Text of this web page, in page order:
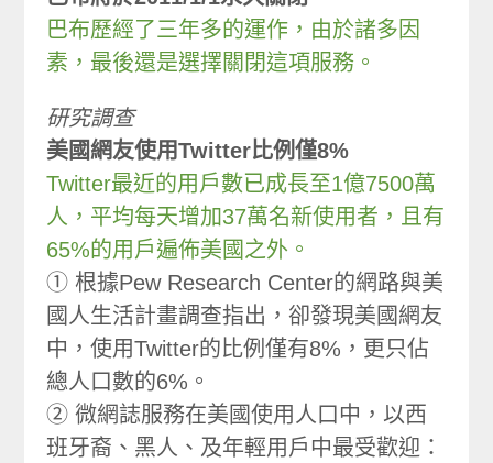
巴布歷經了三年多的運作，由於諸多因
素，最後還是選擇關閉這項服務。
研究調查
美國網友使用Twitter比例僅8%
Twitter最近的用戶數已成長至1億7500萬
人，平均每天增加37萬名新使用者，且有
65%的用戶遍佈美國之外。
① 根據Pew Research Center的網路與美
國人生活計畫調查指出，卻發現美國網友
中，使用Twitter的比例僅有8%，更只佔
總人口數的6%。
② 微網誌服務在美國使用人口中，以西
班牙裔、黑人、及年輕用戶中最受歡迎：